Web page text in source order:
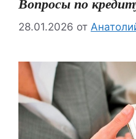
Вопросы по
28.01.2026 от